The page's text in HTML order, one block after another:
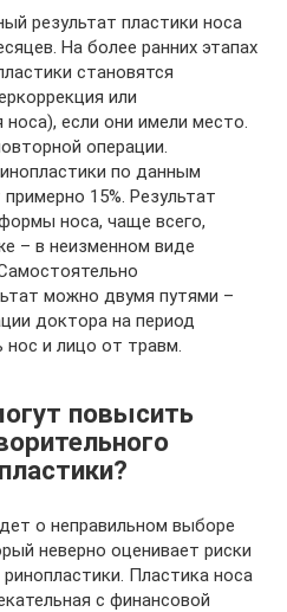
результат пластики носа
На более ранних этапах
становятся
или
если они имели место.
операции.
по данным
15%. Результат
носа, чаще всего,
– в неизменном виде
можно двумя путями –
доктора на период
нос и лицо от травм.
повысить
о неправильном выборе
неверно оценивает риски
Пластика носа
с финансовой